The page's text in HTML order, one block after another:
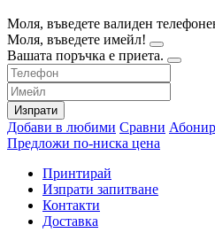
Моля, въведете валиден
Моля, въведете имейл!
Вашата поръчка е приета.
Изпрати
Добави в любими Сравни
Предложи по-ниска цена
Принтирай
Изпрати запитване
Контакти
Доставка